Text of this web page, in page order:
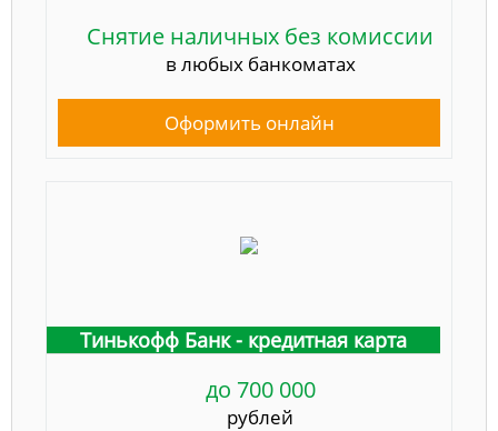
Снятие наличных без комиссии
в любых банкоматах
Оформить онлайн
Тинькофф Банк - кредитная карта
до 700 000
рублей